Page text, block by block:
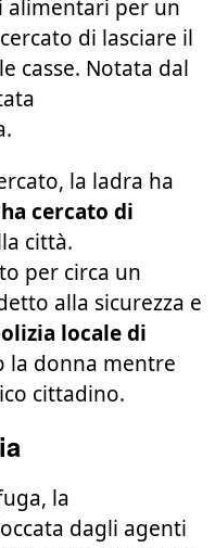
alimentari per un
di lasciare il
casse. Notata dal
la ladra ha
cercato di
città.
per circa un
alla sicurezza e
locale di
la donna mentre
cittadino.
la
dagli agenti